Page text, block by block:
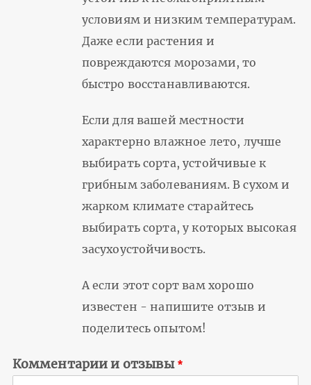
условиям и низким температурам.
Даже если растения и
повреждаются морозами, то
быстро восстанавливаются.
Если для вашей местности
характерно влажное лето, лучше
выбирать сорта, устойчивые к
грибным заболеваниям. В сухом и
жарком климате старайтесь
выбирать сорта, у которых высокая
засухоустойчивость.
А если этот сорт вам хорошо
известен - напишите отзыв и
поделитесь опытом!
Комментарии и отзывы